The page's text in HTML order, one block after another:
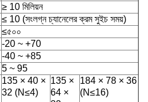
≥ 10 মিলিয়ন
≤ 10 (সংলগ্ন চ্যানেলের ক্রম সুইচ সময়)
≤৫০০
-20 ~ +70
-40 ~ +85
5 ~ 95
135 × 40 ×
32 (N≤4)
135 ×
64 ×
184 × 78 × 36
(N≤16)